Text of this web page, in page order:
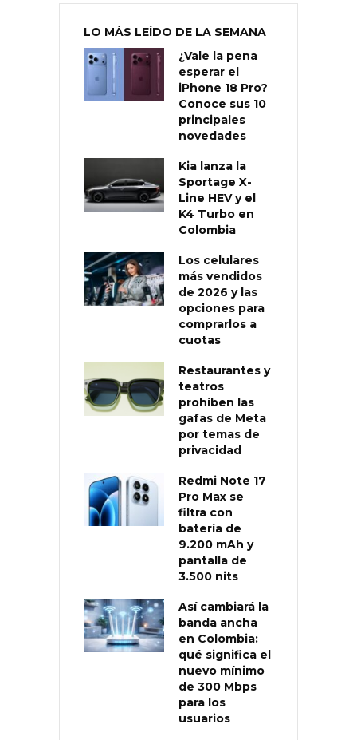
LO MÁS LEÍDO DE LA SEMANA
¿Vale la pena
esperar el
iPhone 18 Pro?
Conoce sus 10
principales
novedades
Kia lanza la
Sportage X-
Line HEV y el
K4 Turbo en
Colombia
Los celulares
más vendidos
de 2026 y las
opciones para
comprarlos a
cuotas
Restaurantes y
teatros
prohíben las
gafas de Meta
por temas de
privacidad
Redmi Note 17
Pro Max se
filtra con
batería de
9.200 mAh y
pantalla de
3.500 nits
Así cambiará la
banda ancha
en Colombia:
qué significa el
nuevo mínimo
de 300 Mbps
para los
usuarios